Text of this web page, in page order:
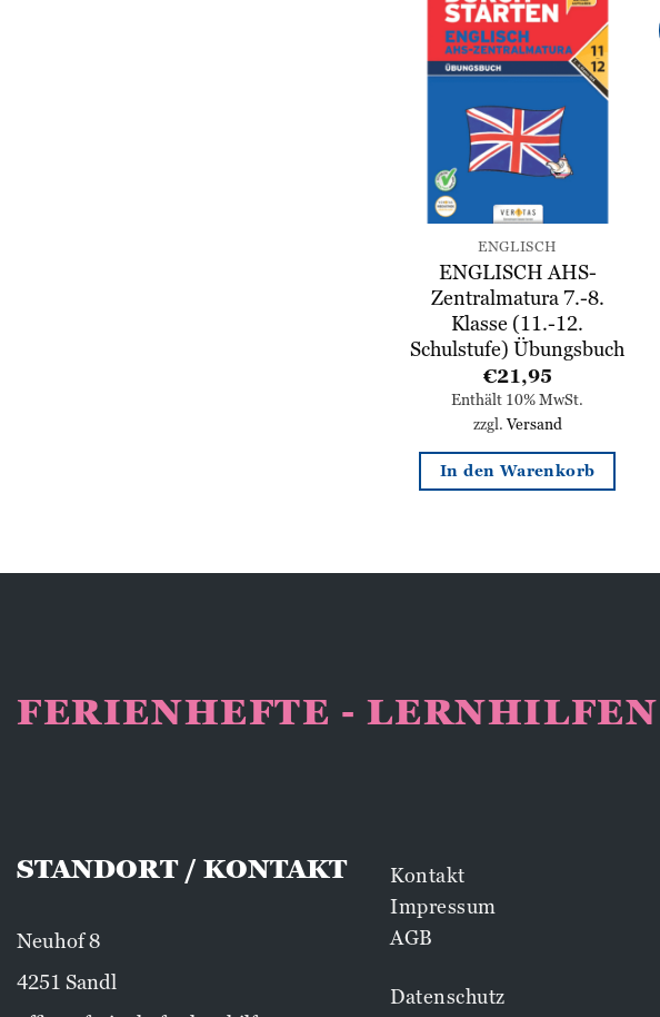
Zur
Wunschliste
hinzufügen
ENGLISCH
ENGLISCH AHS-
Zentralmatura 7.-8.
Klasse (11.-12.
Schulstufe) Übungsbuch
€21,95
Enthält 10% MwSt.
zzgl.Versand
In den Warenkorb
FERIENHEFTE - LERNHILFEN
STANDORT / KONTAKT
Neuhof 8
4251 Sandl
Kontakt
Impressum
AGB
Datenschutz